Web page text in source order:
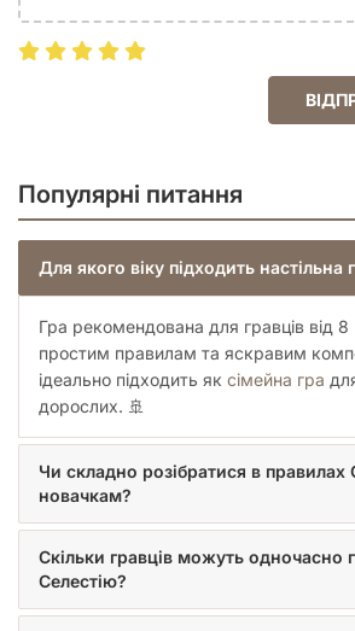
Популярні питання
Для якого віку підходить настільна
Гра рекомендована для гравців від 8
простим правилам та яскравим
ідеально підходить як сімейна гра
дорослих. 🚢
Чи складно розібратися в правилах
новачкам?
Скільки гравців можуть одночасно
Селестію?